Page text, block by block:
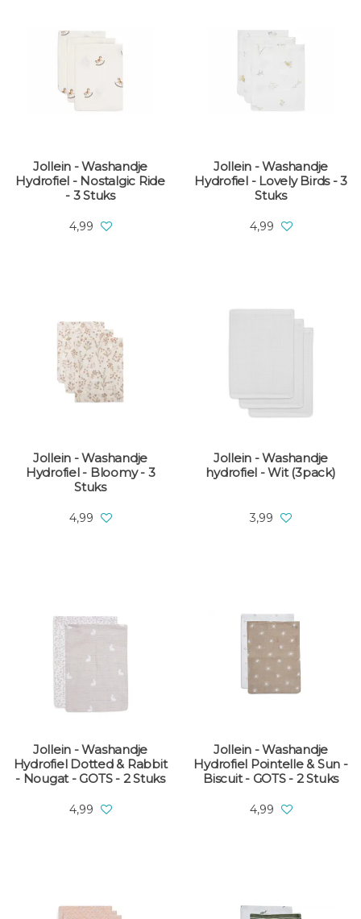
Jollein - Washandje
Hydrofiel - Nostalgic Ride
- 3 Stuks
4,99
Jollein - Washandje
Hydrofiel - Lovely Birds - 3
Stuks
4,99
Jollein - Washandje
Hydrofiel - Bloomy - 3
Stuks
4,99
Jollein - Washandje
hydrofiel - Wit (3pack)
3,99
Jollein - Washandje
Hydrofiel Dotted & Rabbit
- Nougat - GOTS - 2 Stuks
4,99
Jollein - Washandje
Hydrofiel Pointelle & Sun -
Biscuit - GOTS - 2 Stuks
4,99